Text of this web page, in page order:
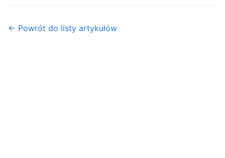
← Powrót do listy artykułów